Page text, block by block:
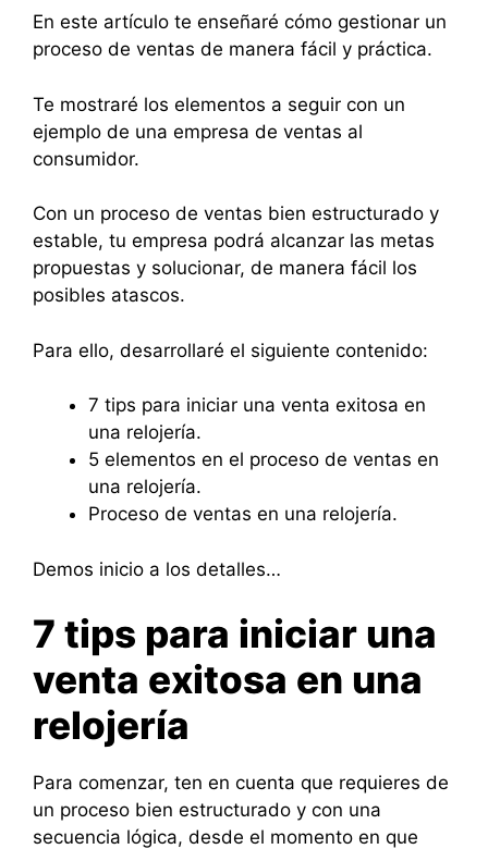
En este artículo te enseñaré cómo gestionar un
proceso de ventas de manera fácil y práctica.
Te mostraré los elementos a seguir con un
ejemplo de una empresa de ventas al
consumidor.
Con un proceso de ventas bien estructurado y
estable, tu empresa podrá alcanzar las metas
propuestas y solucionar, de manera fácil los
posibles atascos.
Para ello, desarrollaré el siguiente contenido:
7 tips para iniciar una venta exitosa en
una relojería.
5 elementos en el proceso de ventas en
una relojería.
Proceso de ventas en una relojería.
Demos inicio a los detalles…
7 tips para iniciar una
venta exitosa en una
relojería
Para comenzar, ten en cuenta que requieres de
un proceso bien estructurado y con una
secuencia lógica, desde el momento en que